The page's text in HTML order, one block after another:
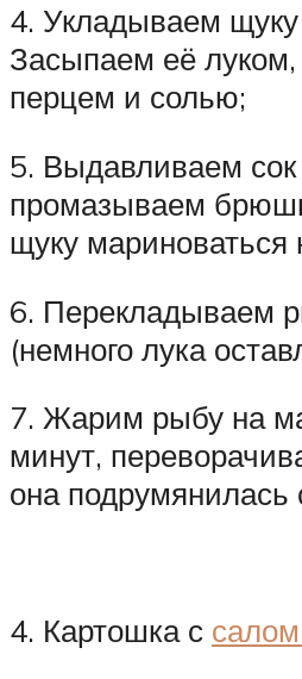
4. Укладываем щуку
Засыпаем её
перцем и солью;
5. Выдавливаем
промазываем
щуку мариноваться
6. Перекладываем
(немного лука
7. Жарим рыбу на
минут,
она подрумянилась
4. Картошка с